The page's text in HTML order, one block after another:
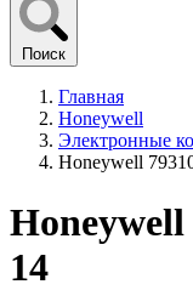
Поиск
Главная
Honeywell
Электронные
Honeywell
Honeywell
14